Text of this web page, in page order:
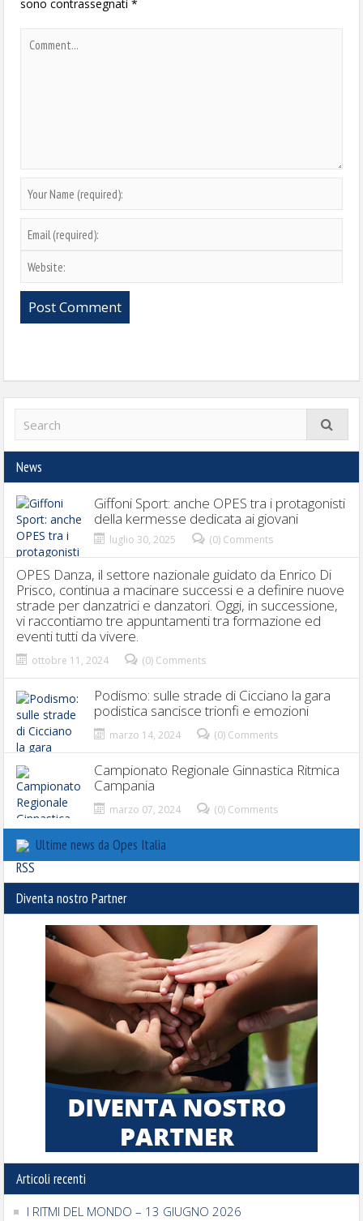
sono contrassegnati*
News
Giffoni Sport: anche OPES tra i protagonisti
della kermesse dedicata ai giovani
luglio 30, 2025 (0) Comments
OPES Danza, il settore nazionale guidato da Enrico Di
Prisco, continua a macinare successi e a definire nuove
strade per danzatrici e danzatori. Oggi, in successione,
vi raccontiamo tre appuntamenti tra formazione ed
eventi tutti da vivere.
ottobre 11, 2024 (0) Comments
Podismo: sulle strade di Cicciano la gara
podistica sancisce trionfi e emozioni
marzo 14, 2024 (0) Comments
Campionato Regionale Ginnastica Ritmica
Campania
marzo 07, 2024 (0) Comments
Ultime news da Opes Italia
Diventa nostro Partner
Articoli recenti
I RITMI DEL MONDO – 13 GIUGNO 2026